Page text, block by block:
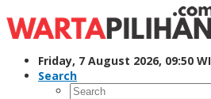
to
content
Friday, 7 August 2026, 09:50
Search